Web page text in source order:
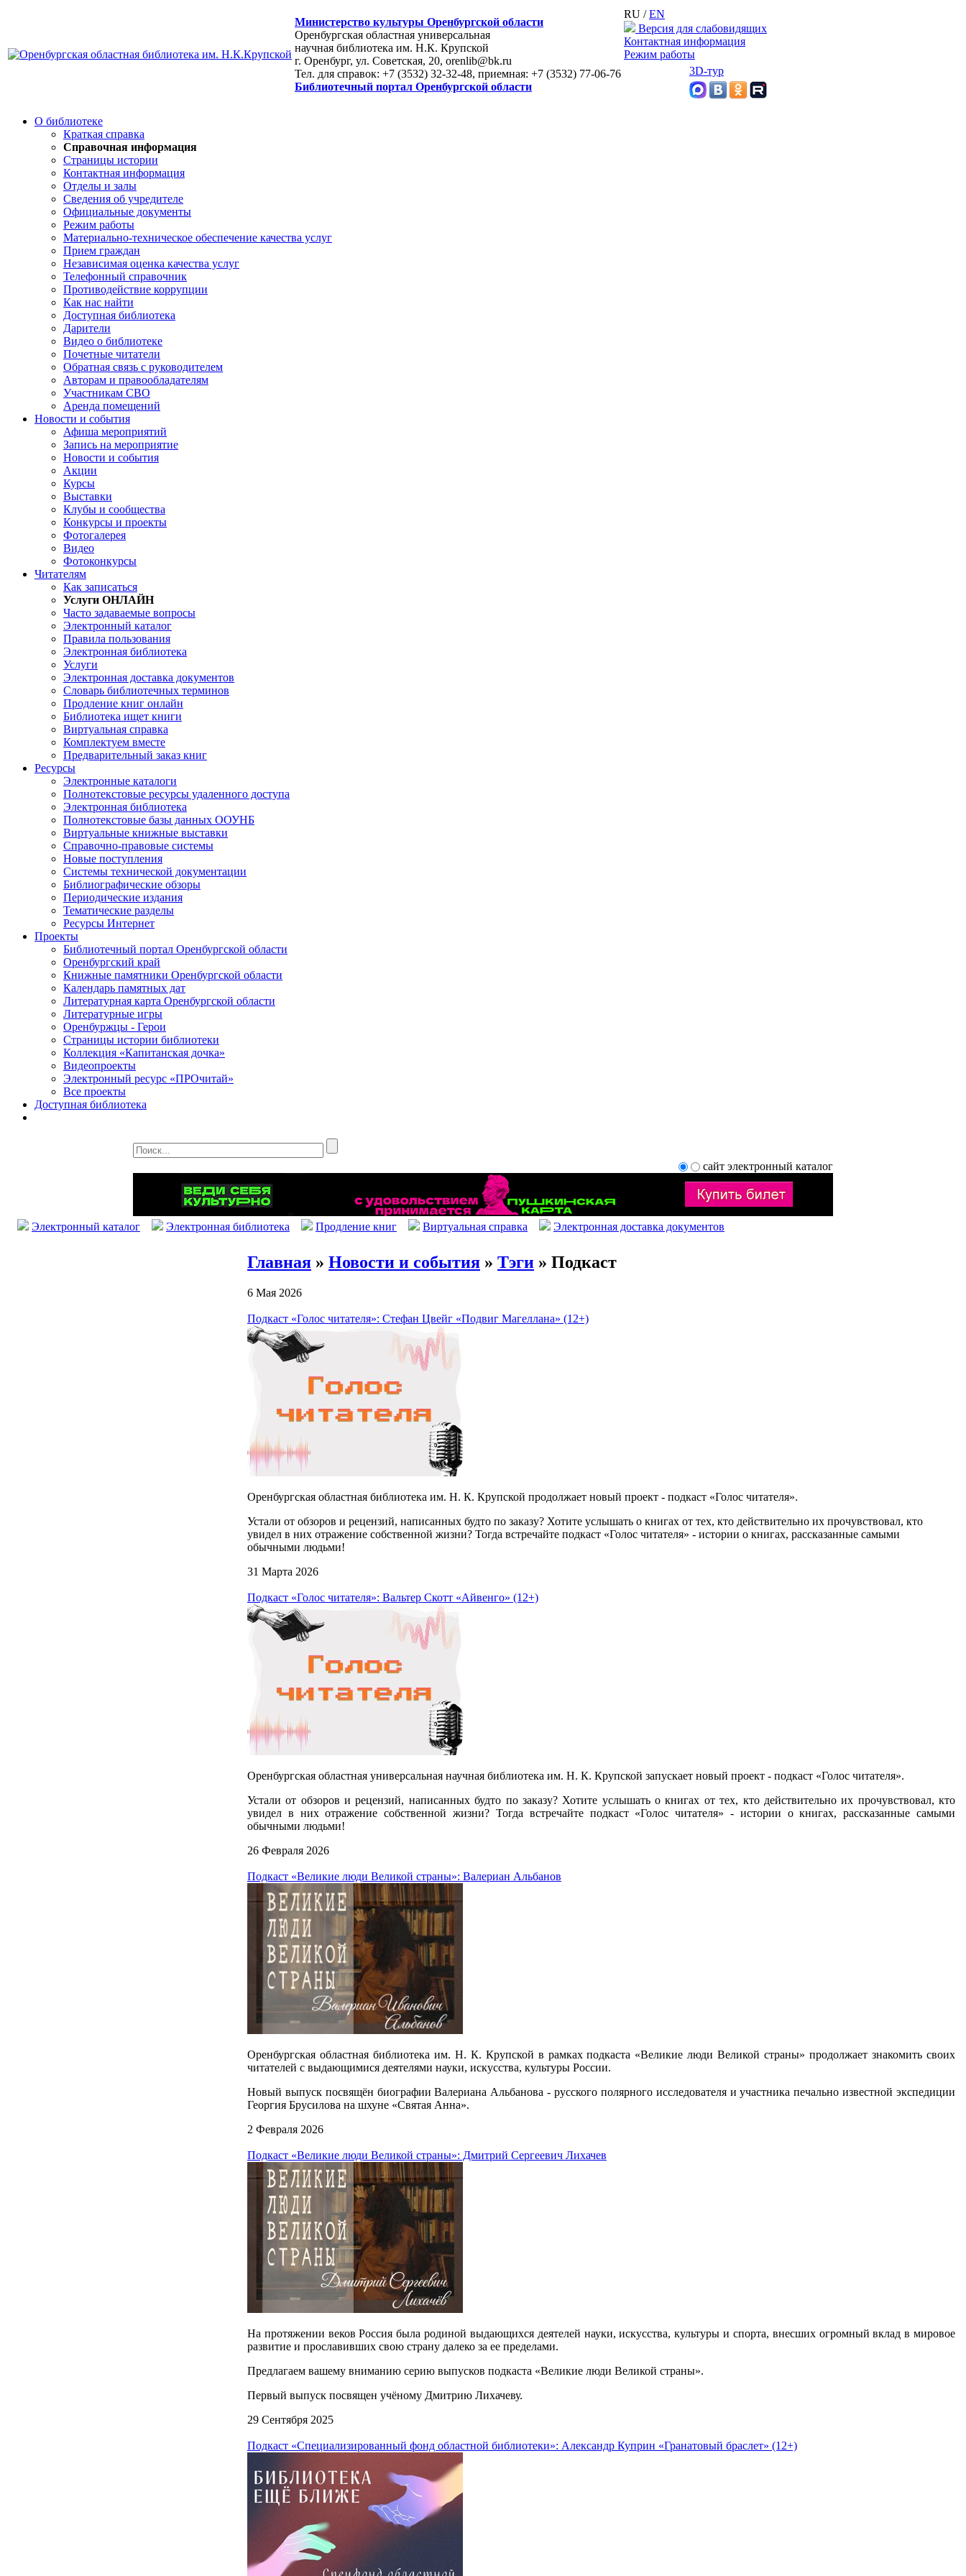
Министерство культуры Оренбургской области
Оренбургская областная универсальная
научная библиотека им. Н.К. Крупской
г. Оренбург, ул. Советская, 20, orenlib@bk.ru
Тел. для справок: +7 (3532) 32-32-48, приемная: +7 (3532) 77-06-76
Библиотечный портал Оренбургской области
RU /EN
Версия для слабовидящих
Контактная информация
Режим работы
3D-тур
О библиотеке
Краткая справка
Справочная информация
Страницы истории
Контактная информация
Отделы и залы
Сведения об учредителе
Официальные документы
Режим работы
Материально-техническое обеспечение качества услуг
Прием граждан
Независимая оценка качества услуг
Телефонный справочник
Противодействие коррупции
Как нас найти
Доступная библиотека
Дарители
Видео о библиотеке
Почетные читатели
Обратная связь с руководителем
Авторам и правообладателям
Участникам СВО
Аренда помещений
Новости и события
Афиша мероприятий
Запись на мероприятие
Новости и события
Акции
Курсы
Выставки
Клубы и сообщества
Конкурсы и проекты
Фотогалерея
Видео
Фотоконкурсы
Читателям
Как записаться
Услуги ОНЛАЙН
Часто задаваемые вопросы
Электронный каталог
Правила пользования
Электронная библиотека
Услуги
Электронная доставка документов
Словарь библиотечных терминов
Продление книг онлайн
Библиотека ищет книги
Виртуальная справка
Комплектуем вместе
Предварительный заказ книг
Ресурсы
Электронные каталоги
Полнотекстовые ресурсы удаленного доступа
Электронная библиотека
Полнотекстовые базы данных ООУНБ
Виртуальные книжные выставки
Справочно-правовые системы
Новые поступления
Cистемы технической документации
Библиографические обзоры
Периодические издания
Тематические разделы
Ресурсы Интернет
Проекты
Библиотечный портал Оренбургской области
Оренбургский край
Книжные памятники Оренбургской области
Календарь памятных дат
Литературная карта Оренбургской области
Литературные игры
Оренбуржцы - Герои
Страницы истории библиотеки
Коллекция «Капитанская дочка»
Видеопроекты
Электронный ресурс «ПРОчитай»
Все проекты
Доступная библиотека
сайт электронный каталог
Электронный каталог Электронная библиотека Продление книг Виртуальная справка Электронная доставка документов
Главная » Новости и события » Тэги » Подкаст
6 Мая 2026
Подкаст «Голос читателя»: Стефан Цвейг «Подвиг Магеллана» (12+)
Оренбургская областная библиотека им. Н. К. Крупской продолжает новый проект - подкаст «Голос читателя».
Устали от обзоров и рецензий, написанных будто по заказу? Хотите услышать о книгах от тех, кто действительно их прочувствовал, кто
увидел в них отражение собственной жизни? Тогда встречайте подкаст «Голос читателя» - истории о книгах, рассказанные самыми
обычными людьми!
31 Марта 2026
Подкаст «Голос читателя»: Вальтер Скотт «Айвенго» (12+)
Оренбургская областная универсальная научная библиотека им. Н. К. Крупской запускает новый проект - подкаст «Голос читателя».
Устали от обзоров и рецензий, написанных будто по заказу? Хотите услышать о книгах от тех, кто действительно их прочувствовал, кто
увидел в них отражение собственной жизни? Тогда встречайте подкаст «Голос читателя» - истории о книгах, рассказанные самыми
обычными людьми!
26 Февраля 2026
Подкаст «Великие люди Великой страны»: Валериан Альбанов
Оренбургская областная библиотека им. Н. К. Крупской в рамках подкаста «Великие люди Великой страны» продолжает знакомить своих
читателей с выдающимися деятелями науки, искусства, культуры России.
Новый выпуск посвящён биографии Валериана Альбанова - русского полярного исследователя и участника печально известной экспедиции
Георгия Брусилова на шхуне «Святая Анна».
2 Февраля 2026
Подкаст «Великие люди Великой страны»: Дмитрий Сергеевич Лихачев
На протяжении веков Россия была родиной выдающихся деятелей науки, искусства, культуры и спорта, внесших огромный вклад в мировое
развитие и прославивших свою страну далеко за ее пределами.
Предлагаем вашему вниманию серию выпусков подкаста «Великие люди Великой страны».
Первый выпуск посвящен учёному Дмитрию Лихачеву.
29 Сентября 2025
Подкаст «Специализированный фонд областной библиотеки»: Александр Куприн «Гранатовый браслет» (12+)